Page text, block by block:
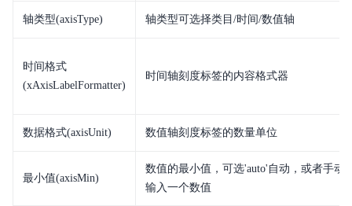
轴类型(axisType) 轴类型可选择类目/时间/数值轴
时间格式
(xAxisLabelFormatter)
时间轴刻度标签的内容格式器
数据格式(axisUnit) 数值轴刻度标签的数量单位
最小值(axisMin)
数值的最小值，可选'auto'自动，或者手动
输入一个数值